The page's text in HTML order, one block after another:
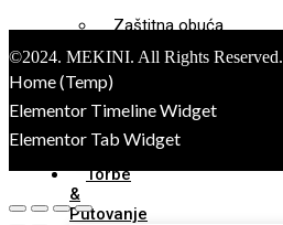
Zaštitna obuća
Sigurnosna obuća
Sigurnosna odeća
Dodatna radna oprema
Torbe
&
Putovanje
©2024. MEKINI. All Rights Reserved.
Home (Temp)
Elementor Timeline Widget
Elementor Tab Widget